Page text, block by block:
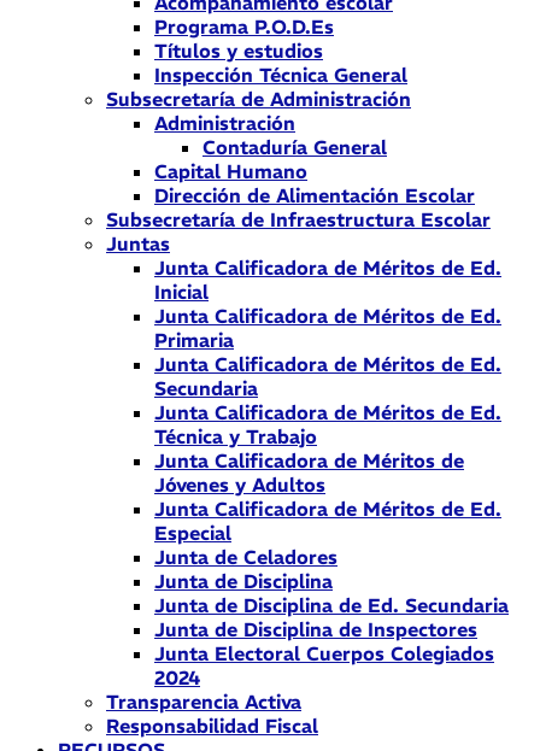
Programa P.O.D.Es
Títulos y estudios
Inspección Técnica General
Subsecretaría de Administración
Administración
Contaduría General
Capital Humano
Dirección de Alimentación Escolar
Subsecretaría de Infraestructura Escolar
Juntas
Junta Calificadora de Méritos de Ed.
Inicial
Junta Calificadora de Méritos de Ed.
Primaria
Junta Calificadora de Méritos de Ed.
Secundaria
Junta Calificadora de Méritos de Ed.
Técnica y Trabajo
Junta Calificadora de Méritos de
Jóvenes y Adultos
Junta Calificadora de Méritos de Ed.
Especial
Junta de Celadores
Junta de Disciplina
Junta de Disciplina de Ed. Secundaria
Junta de Disciplina de Inspectores
Junta Electoral Cuerpos Colegiados
2024
Transparencia Activa
Responsabilidad Fiscal